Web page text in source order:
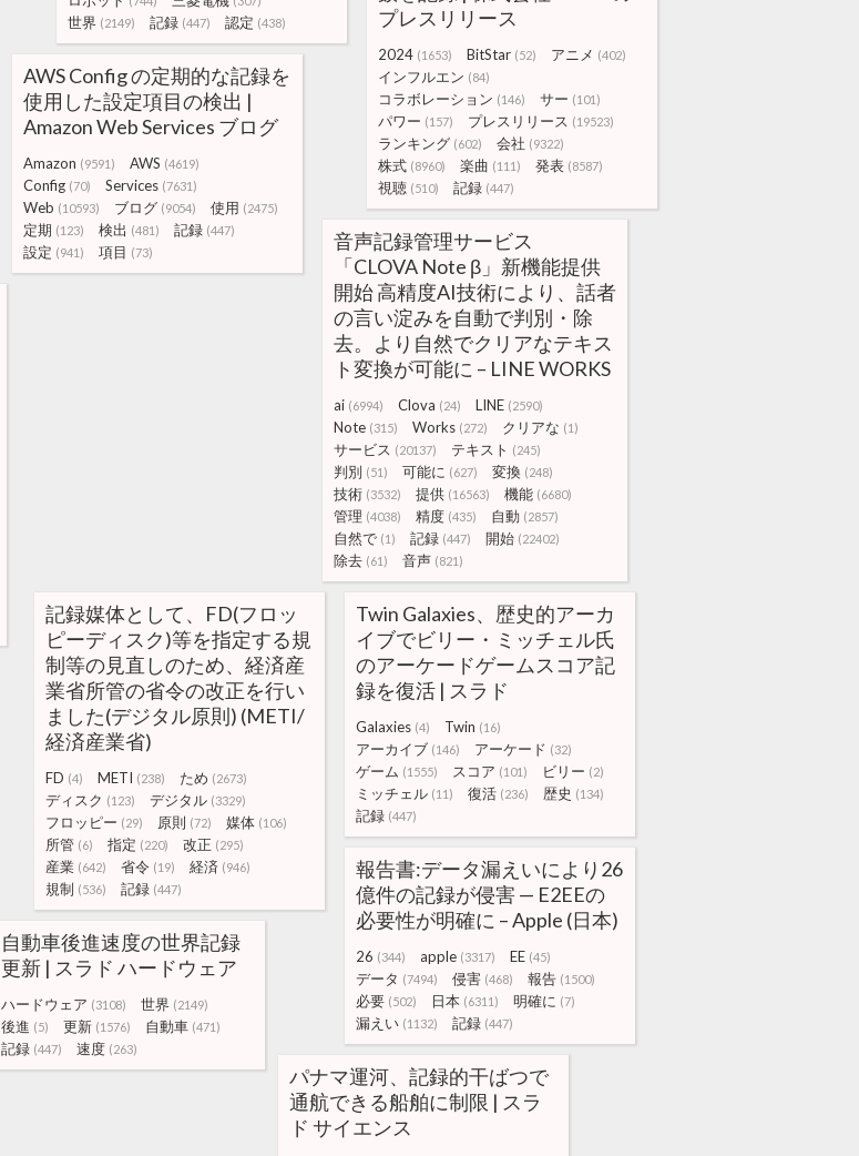
世界 (2149) 記録 (447) 認定 (438)
プレスリリース
2024 (1653) BitStar (52) アニメ (402)
インフルエン (84)
コラボレーション (146) サー (101)
パワー (157) プレスリリース (19523)
ランキング (602) 会社 (9322)
株式 (8960) 楽曲 (111) 発表 (8587)
視聴 (510) 記録 (447)
AWS Config の定期的な記録を
使用した設定項目の検出 |
Amazon Web Services ブログ
Amazon (9591) AWS (4619)
Config (70) Services (7631)
Web (10593) ブログ (9054) 使用 (2475)
定期 (123) 検出 (481) 記録 (447)
設定 (941) 項目 (73)
音声記録管理サービス
「CLOVA Note β」新機能提供
開始 高精度AI技術により、話者
の言い淀みを自動で判別・除
去。より自然でクリアなテキス
ト変換が可能に – LINE WORKS
ai (6994) Clova (24) LINE (2590)
Note (315) Works (272) クリアな (1)
サービス (20137) テキスト (245)
判別 (51) 可能に (627) 変換 (248)
技術 (3532) 提供 (16563) 機能 (6680)
管理 (4038) 精度 (435) 自動 (2857)
自然で (1) 記録 (447) 開始 (22402)
除去 (61) 音声 (821)
記録媒体として、FD(フロッ
ピーディスク)等を指定する規
制等の見直しのため、経済産
業省所管の省令の改正を行い
ました(デジタル原則) (METI/
経済産業省)
FD (4) METI (238) ため (2673)
ディスク (123) デジタル (3329)
フロッピー (29) 原則 (72) 媒体 (106)
所管 (6) 指定 (220) 改正 (295)
産業 (642) 省令 (19) 経済 (946)
規制 (536) 記録 (447)
Twin Galaxies、歴史的アーカ
イブでビリー・ミッチェル氏
のアーケードゲームスコア記
録を復活 | スラド
Galaxies (4) Twin (16)
アーカイブ (146) アーケード (32)
ゲーム (1555) スコア (101) ビリー (2)
ミッチェル (11) 復活 (236) 歴史 (134)
記録 (447)
報告書:データ漏えいにより26
億件の記録が侵害 — E2EEの
必要性が明確に – Apple (日本)
26 (344) apple (3317) EE (45)
データ (7494) 侵害 (468) 報告 (1500)
必要 (502) 日本 (6311) 明確に (7)
漏えい (1132) 記録 (447)
自動車後進速度の世界記録
更新 | スラド ハードウェア
ハードウェア (3108) 世界 (2149)
後進 (5) 更新 (1576) 自動車 (471)
記録 (447) 速度 (263)
パナマ運河、記録的干ばつで
通航できる船舶に制限 | スラ
ド サイエンス